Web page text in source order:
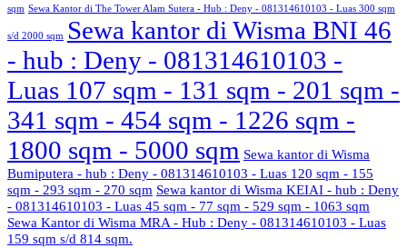
sqm Sewa Kantor di The Tower Alam Sutera - Hub : Deny - 081314610103 - Luas 300 sqm
s/d 2000 sqm
Sewa kantor di Wisma BNI 46
- hub : Deny - 081314610103 -
Luas 107 sqm - 131 sqm - 201 sqm -
341 sqm - 454 sqm - 1226 sqm -
1800 sqm - 5000 sqm Sewa kantor di Wisma
Bumiputera - hub : Deny - 081314610103 - Luas 120 sqm - 155
sqm - 293 sqm - 270 sqm Sewa kantor di Wisma KEIAI - hub : Deny
- 081314610103 - Luas 45 sqm - 77 sqm - 529 sqm - 1063 sqm
Sewa Kantor di Wisma MRA - Hub : Deny - 081314610103 - Luas
159 sqm s/d 814 sqm.